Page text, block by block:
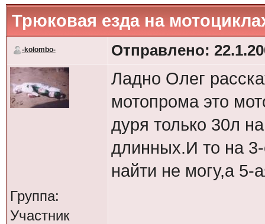
Трюковая езда на
-kolombo- Отправлено:
Группа:
Участник
Ладно Олег
мотопрома это
дуря только 30л
длинных.И то на
найти не могу,а 5-